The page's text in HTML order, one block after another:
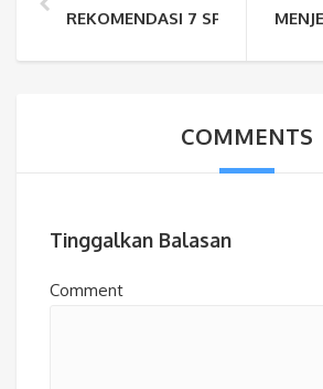
REKOMENDASI 7 SPOT
COMMENTS
Tinggalkan Balasan
Comment